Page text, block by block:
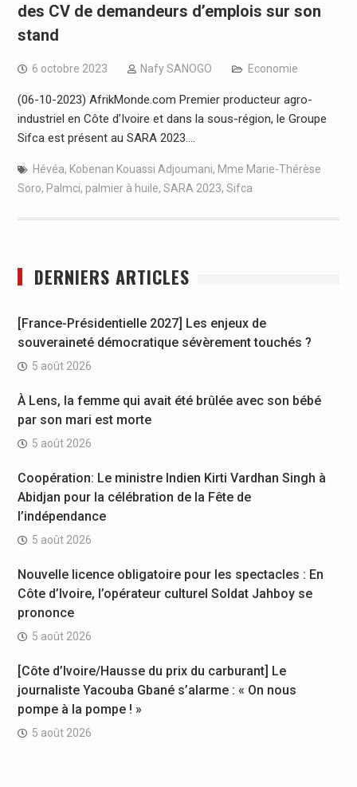
des CV de demandeurs d’emplois sur son
stand
6 octobre 2023 Nafy SANOGO Economie
(06-10-2023) AfrikMonde.com Premier producteur agro-
industriel en Côte d’Ivoire et dans la sous-région, le Groupe
Sifca est présent au SARA 2023.…
Hévéa, Kobenan Kouassi Adjoumani, Mme Marie-Thérèse
Soro, Palmci, palmier à huile, SARA 2023, Sifca
DERNIERS ARTICLES
[France-Présidentielle 2027] Les enjeux de
souveraineté démocratique sévèrement touchés ?
5 août 2026
À Lens, la femme qui avait été brûlée avec son bébé
par son mari est morte
5 août 2026
Coopération: Le ministre Indien Kirti Vardhan Singh à
Abidjan pour la célébration de la Fête de
l’indépendance
5 août 2026
Nouvelle licence obligatoire pour les spectacles : En
Côte d’Ivoire, l’opérateur culturel Soldat Jahboy se
prononce
5 août 2026
[Côte d’Ivoire/Hausse du prix du carburant] Le
journaliste Yacouba Gbané s’alarme : « On nous
pompe à la pompe ! »
5 août 2026